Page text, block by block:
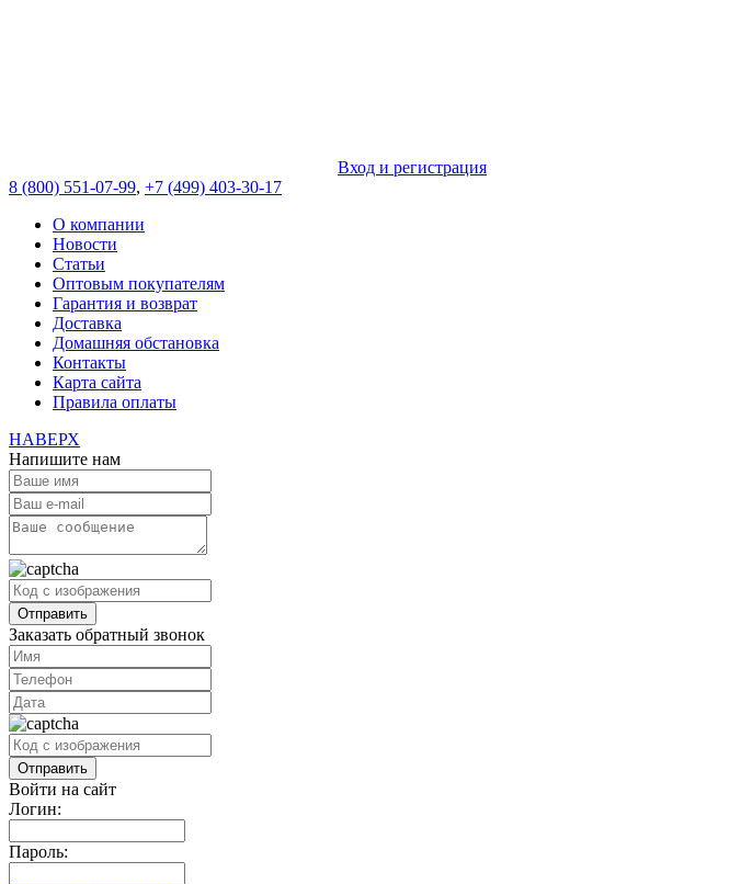
Вход и регистрация
8 (800) 551-07-99, +7 (499) 403-30-17
О компании
Новости
Статьи
Оптовым покупателям
Гарантия и возврат
Доставка
Домашняя обстановка
Контакты
Карта сайта
Правила оплаты
НАВЕРХ
Напишите нам
Заказать обратный звонок
Войти на сайт
Логин:
Пароль: